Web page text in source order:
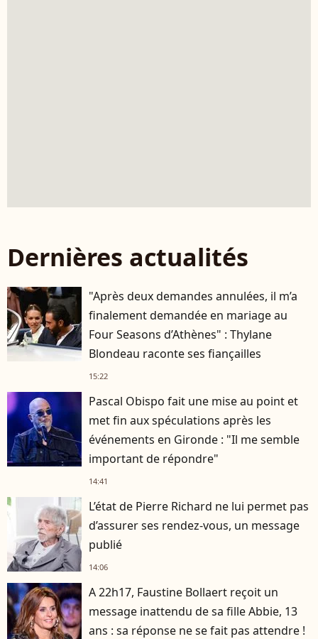
Dernières actualités
"Après deux demandes annulées, il m’a
finalement demandée en mariage au
Four Seasons d’Athènes" : Thylane
Blondeau raconte ses fiançailles
15:22
Pascal Obispo fait une mise au point et
met fin aux spéculations après les
événements en Gironde : "Il me semble
important de répondre"
14:41
L’état de Pierre Richard ne lui permet pas
d’assurer ses rendez-vous, un message
publié
14:06
A 22h17, Faustine Bollaert reçoit un
message inattendu de sa fille Abbie, 13
ans : sa réponse ne se fait pas attendre !